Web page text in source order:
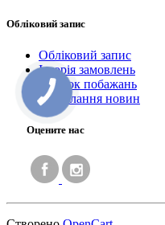
Обліковий запис
Обліковий запис
Історія замовлень
Список побажань
Розсилання новин
Оцените нас